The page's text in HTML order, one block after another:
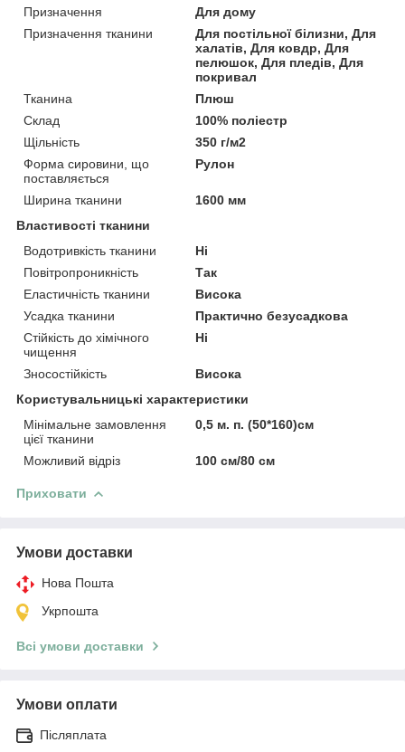
Призначення
Для дому
Призначення тканини
Для постільної білизни, Для
халатів, Для ковдр, Для
пелюшок, Для пледів, Для
покривал
Тканина
Плюш
Склад
100% поліестр
Щільність
350 г/м2
Форма сировини, що
поставляється
Рулон
Ширина тканини
1600 мм
Властивості тканини
Водотривкість тканини
Ні
Повітропроникність
Так
Еластичність тканини
Висока
Усадка тканини
Практично безусадкова
Стійкість до хімічного
чищення
Ні
Зносостійкість
Висока
Користувальницькі характеристики
Мінімальне замовлення
цієї тканини
0,5 м. п. (50*160)см
Можливий відріз 100 см/80 см
Приховати
Умови доставки
Нова Пошта
Укрпошта
Всі умови доставки
Умови оплати
Післяплата